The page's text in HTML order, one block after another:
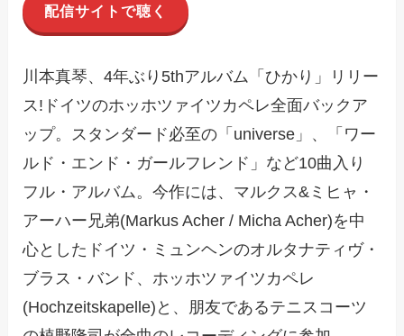
配信サイトで聴く
川本真琴、4年ぶり5thアルバム「ひかり」リリー
ス!ドイツのホッホツァイツカペレ全面バックア
ップ。スタンダード必至の「universe」、「ワー
ルド・エンド・ガールフレンド」など10曲入り
フル・アルバム。今作には、マルクス&ミヒャ・
アーハー兄弟(Markus Acher / Micha Acher)を中
心としたドイツ・ミュンヘンのオルタナティヴ・
ブラス・バンド、ホッホツァイツカペレ
(Hochzeitskapelle)と、朋友であるテニスコーツ